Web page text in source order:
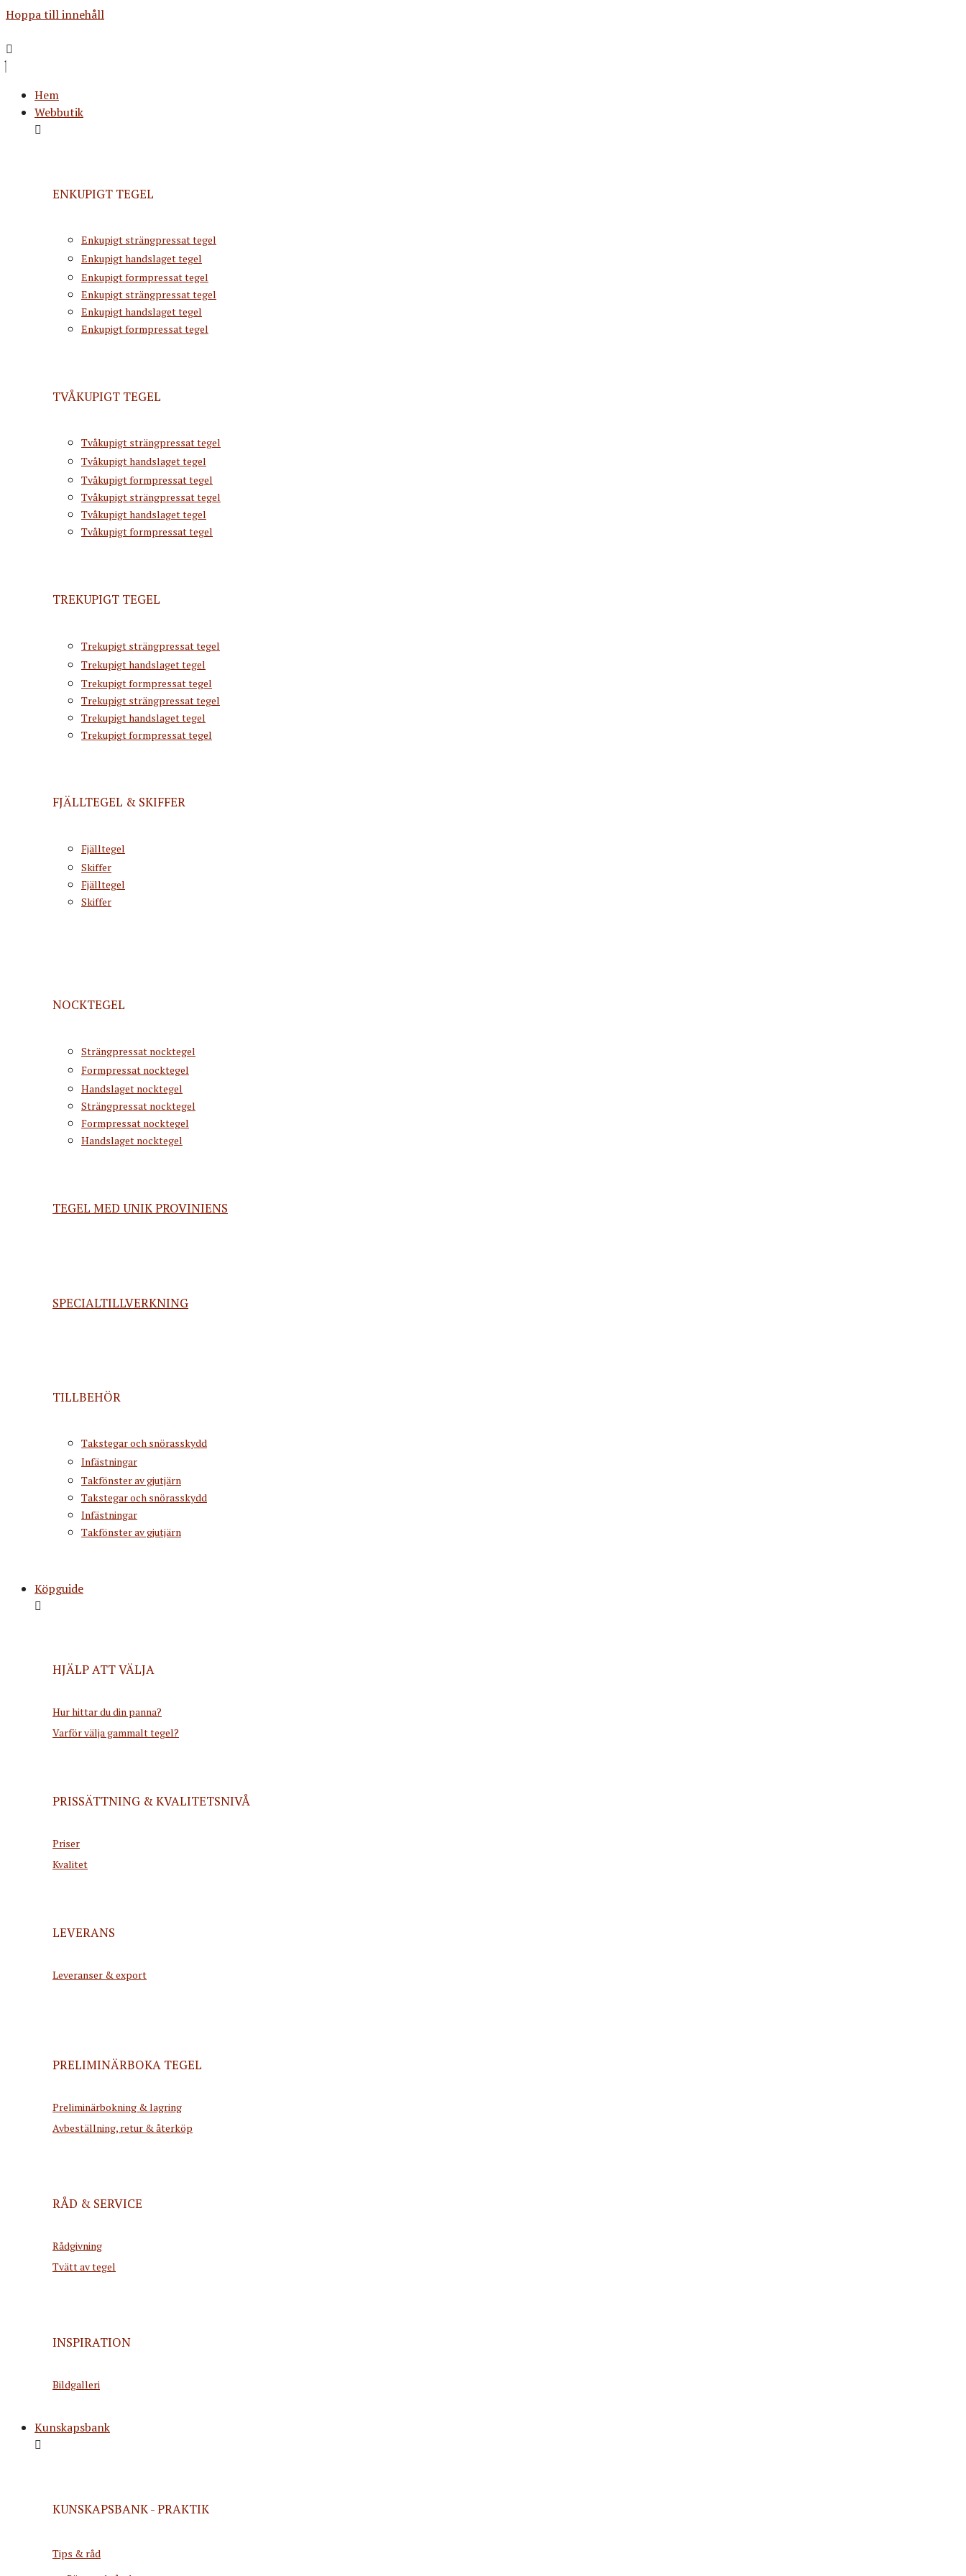
Hoppa till innehåll
Hem
Webbutik
ENKUPIGT TEGEL
Enkupigt strängpressat tegel
Enkupigt handslaget tegel
Enkupigt formpressat tegel
Enkupigt strängpressat tegel
Enkupigt handslaget tegel
Enkupigt formpressat tegel
TVÅKUPIGT TEGEL
Tvåkupigt strängpressat tegel
Tvåkupigt handslaget tegel
Tvåkupigt formpressat tegel
Tvåkupigt strängpressat tegel
Tvåkupigt handslaget tegel
Tvåkupigt formpressat tegel
TREKUPIGT TEGEL
Trekupigt strängpressat tegel
Trekupigt handslaget tegel
Trekupigt formpressat tegel
Trekupigt strängpressat tegel
Trekupigt handslaget tegel
Trekupigt formpressat tegel
FJÄLLTEGEL & SKIFFER
Fjälltegel
Skiffer
Fjälltegel
Skiffer
NOCKTEGEL
Strängpressat nocktegel
Formpressat nocktegel
Handslaget nocktegel
Strängpressat nocktegel
Formpressat nocktegel
Handslaget nocktegel
TEGEL MED UNIK PROVINIENS
SPECIALTILLVERKNING
TILLBEHÖR
Takstegar och snörasskydd
Infästningar
Takfönster av gjutjärn
Takstegar och snörasskydd
Infästningar
Takfönster av gjutjärn
Köpguide
HJÄLP ATT VÄLJA
Hur hittar du din panna?
Varför välja gammalt tegel?
PRISSÄTTNING & KVALITETSNIVÅ
Priser
Kvalitet
LEVERANS
Leveranser & export
PRELIMINÄRBOKA TEGEL
Preliminärbokning & lagring
Avbeställning, retur & återköp
RÅD & SERVICE
Rådgivning
Tvätt av tegel
INSPIRATION
Bildgalleri
Kunskapsbank
KUNSKAPSBANK - PRAKTIK
Tips & råd